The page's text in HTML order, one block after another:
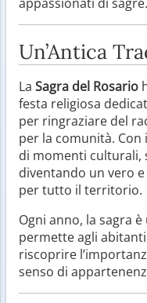
Un’Antica
La Sagra del Rosario
festa religiosa
per ringraziare del
per la comunità.
di momenti culturali,
diventando un vero
per tutto il territorio.
Ogni anno, la sagra
permette agli
riscoprire
senso di